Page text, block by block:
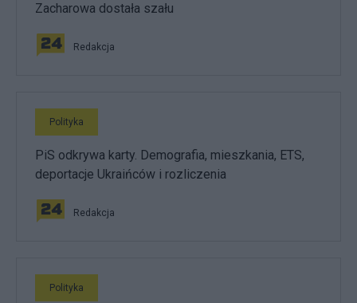
Zacharowa dostała szału
Redakcja
Polityka
PiS odkrywa karty. Demografia, mieszkania, ETS,
deportacje Ukraińców i rozliczenia
Redakcja
Polityka